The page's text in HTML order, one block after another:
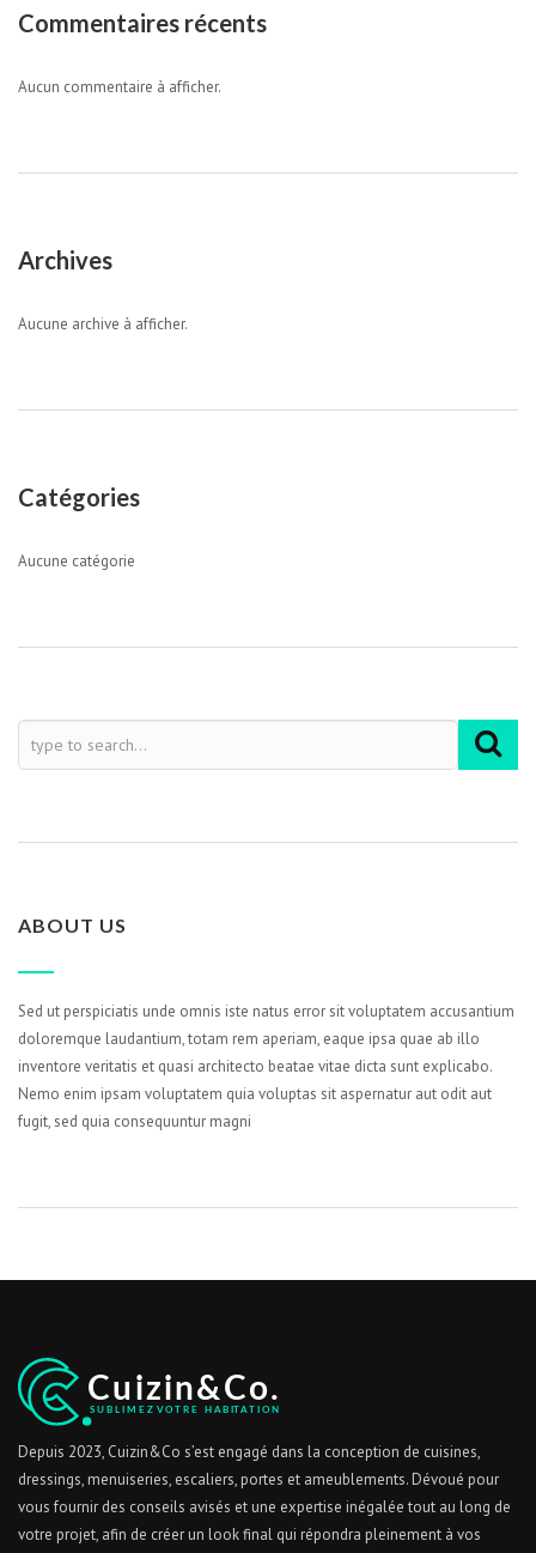
Commentaires récents
Aucun commentaire à afficher.
Archives
Aucune archive à afficher.
Catégories
Aucune catégorie
ABOUT US
Sed ut perspiciatis unde omnis iste natus error sit voluptatem accusantium
doloremque laudantium, totam rem aperiam, eaque ipsa quae ab illo
inventore veritatis et quasi architecto beatae vitae dicta sunt explicabo.
Nemo enim ipsam voluptatem quia voluptas sit aspernatur aut odit aut
fugit, sed quia consequuntur magni
Depuis 2023, Cuizin&Co s’est engagé dans la conception de cuisines,
dressings, menuiseries, escaliers, portes et ameublements. Dévoué pour
vous fournir des conseils avisés et une expertise inégalée tout au long de
votre projet, afin de créer un look final qui répondra pleinement à vos